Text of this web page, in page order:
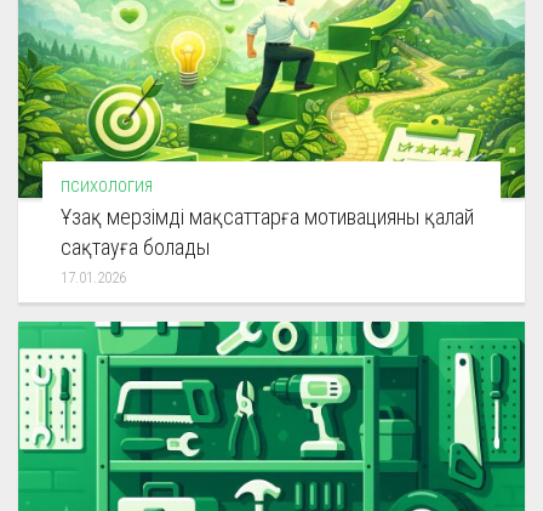
ПСИХОЛОГИЯ
Ұзақ мерзімді мақсаттарға мотивацияны қалай
сақтауға болады
17.01.2026